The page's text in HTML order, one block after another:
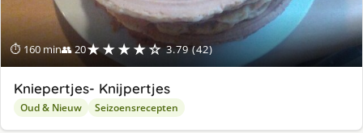
⏱ 160 min👥 20★★★★☆ 3.79 (42)
Kniepertjes- Knijpertjes
Oud & Nieuw Seizoensrecepten